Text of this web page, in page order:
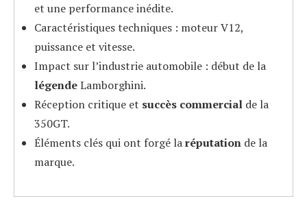
et une performance inédite.
Caractéristiques techniques : moteur V12,
puissance et vitesse.
Impact sur l’industrie automobile : début de la
légendeLamborghini.
Réception critique et succès commercialde la
350GT.
Éléments clés qui ont forgé laréputationde la
marque.